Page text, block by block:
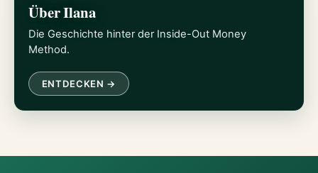
Über Ilana
Die Geschichte hinter der Inside-Out Money
Method.
ENTDECKEN →